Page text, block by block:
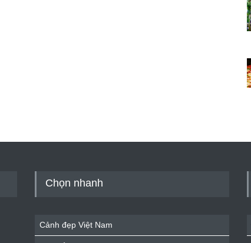
Chọn nhanh
Cảnh đẹp Việt Nam